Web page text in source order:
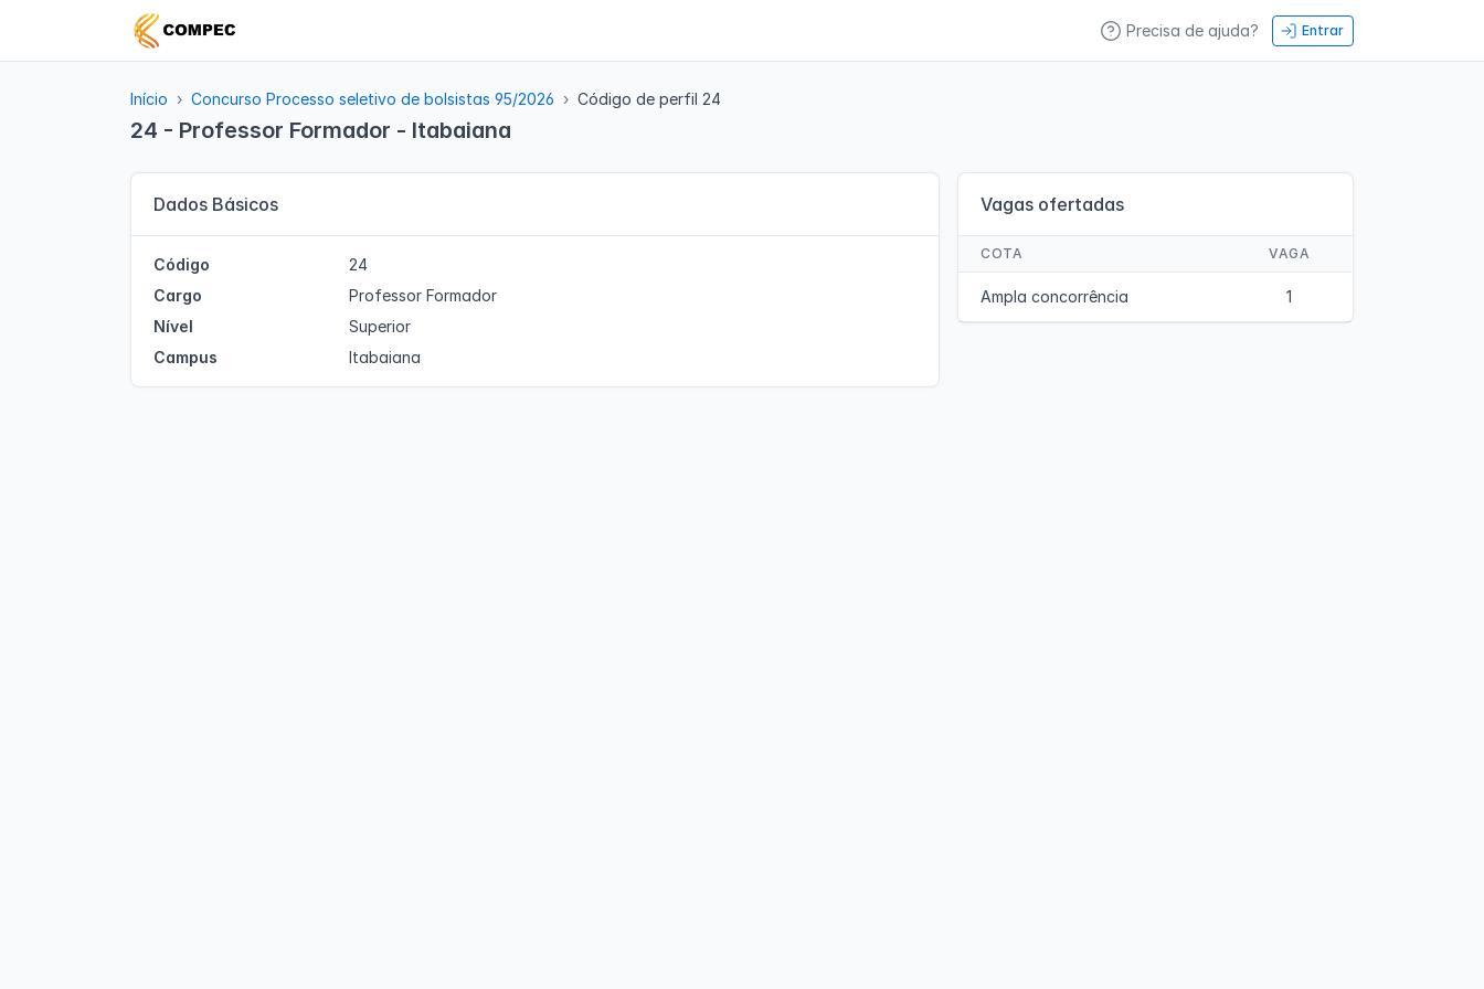
Entrar
Precisa de ajuda?
Início Concurso Processo seletivo de bolsistas 95/2026 Código de perfil 24
24 - Professor Formador - Itabaiana
Dados Básicos
Código
24
Cargo
Professor Formador
Nível
Superior
Campus
Itabaiana
Vagas ofertadas
COTA VAGA
Ampla concorrência 1